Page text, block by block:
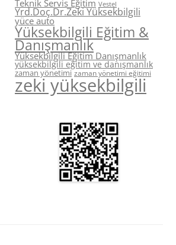
Teknik Servis Eğitim Vestel
Yrd.Doç.Dr.Zeki Yüksekbilgili
yüce auto
Yüksekbilgili Eğitim &
Danışmanlık
Yüksekbilgili Eğitim Danışmanlık
yüksekbilgili eğitim ve danışmanlık
zaman yönetimi zaman yönetimi eğitimi
zeki yüksekbilgili